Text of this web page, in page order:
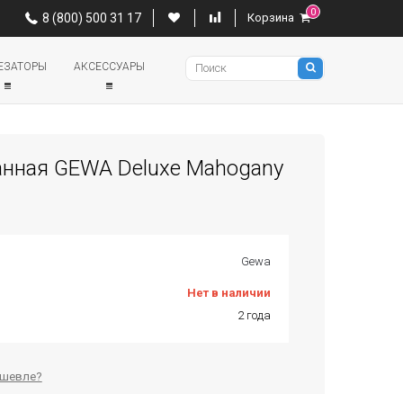
8 (800) 500 31 17 Корзина
Pianino
8 (800) 500 31 17 Корзина 0
АКСЕССУАРЫ
GEWA Deluxe Mahogany
Gewa
Нет в наличии
2 года